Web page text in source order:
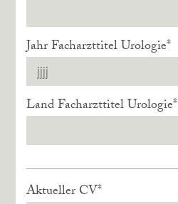
Jahr Facharzttitel Urologie*
Land Facharzttitel Urologie*
Aktueller CV*